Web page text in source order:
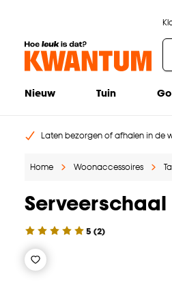
Nieuw Tuin
Laten bezorgen of afhalen in de
Home Woonaccessoires
5 (2)